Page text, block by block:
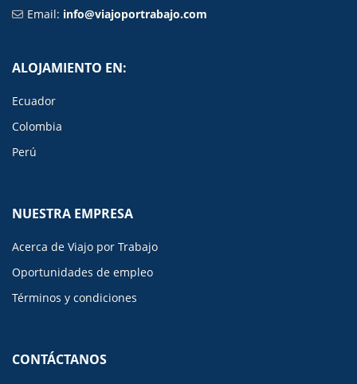
Email: info@viajoportrabajo.com
ALOJAMIENTO EN:
Ecuador
Colombia
Perú
NUESTRA EMPRESA
Acerca de Viajo por Trabajo
Oportunidades de empleo
Términos y condiciones
CONTÁCTANOS